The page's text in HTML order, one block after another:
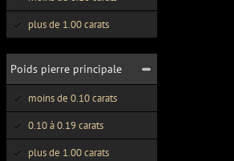
plus de 1.00 carats
Poids pierre principale
moins de 0.10 carats
0.10 à 0.19 carats
plus de 1.00 carats